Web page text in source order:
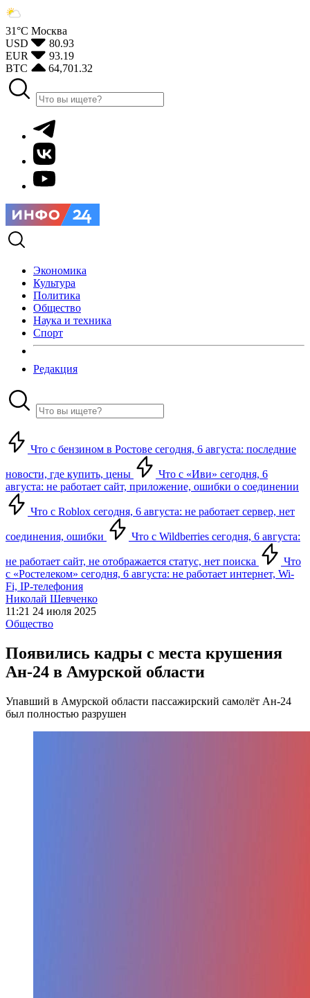
31°С Москва
USD
80.93
EUR
93.19
BTC
64,701.32
Экономика
Культура
Политика
Общество
Наука и техника
Спорт
Редакция
Что с бензином в Ростове сегодня, 6 августа: последние
новости, где купить, цены
Что с «Иви» сегодня, 6
августа: не работает сайт, приложение, ошибки о соединении
Что с Roblox сегодня, 6 августа: не работает сервер, нет
соединения, ошибки Что с Wildberries сегодня, 6 августа:
не работает сайт, не отображается статус, нет поиска
Что
с «Ростелеком» сегодня, 6 августа: не работает интернет, Wi-
Fi, IP-телефония
Николай Шевченко
11:21 24 июля 2025
Общество
Появились кадры с места крушения
Ан-24 в Амурской области
Упавший в Амурской области пассажирский самолёт Ан-24
был полностью разрушен